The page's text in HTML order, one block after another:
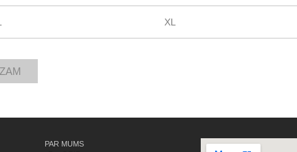
XL
PAR MUMS